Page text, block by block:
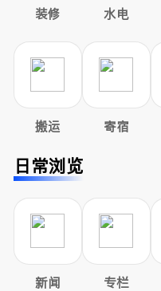
装修 水电
搬运 寄宿
日常浏览
新闻 专栏